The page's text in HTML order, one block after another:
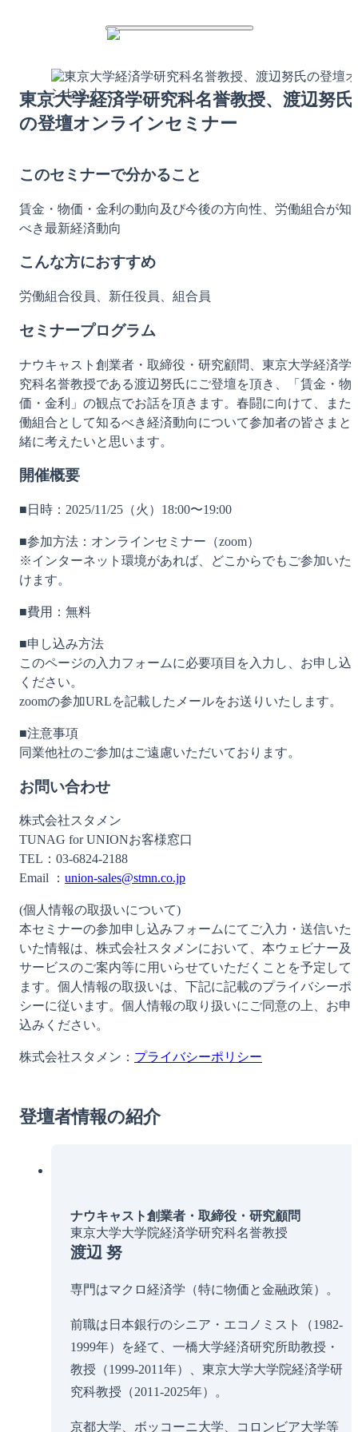
東京大学経済学研究科名誉教授、渡辺努氏
の登壇オンラインセミナー
このセミナーで分かること
賃金・物価・金利の動向及び今後の方向性、労働組合が知
べき最新経済動向
こんな方におすすめ
労働組合役員、新任役員、組合員
セミナープログラム
ナウキャスト創業者・取締役・研究顧問、東京大学経済学
究科名誉教授である渡辺努氏にご登壇を頂き、「賃金・物
価・金利」の観点でお話を頂きます。春闘に向けて、また
働組合として知るべき経済動向について参加者の皆さまと
緒に考えたいと思います。
開催概要
■日時：2025/11/25（火）18:00〜19:00
■参加方法：オンラインセミナー（zoom）
※インターネット環境があれば、どこからでもご参加いた
けます。
■費用：無料
■申し込み方法
このページの入力フォームに必要項目を入力し、お申し込
ください。
zoomの参加URLを記載したメールをお送りいたします。
■注意事項
同業他社のご参加はご遠慮いただいております。
お問い合わせ
株式会社スタメン
TUNAG for UNIONお客様窓口
TEL：03-6824-2188
Email ： union-sales@stmn.co.jp
(個人情報の取扱いについて)
本セミナーの参加申し込みフォームにてご入力・送信いた
いた情報は、株式会社スタメンにおいて、本ウェビナー及
サービスのご案内等に用いらせていただくことを予定して
ます。個人情報の取扱いは、下記に記載のプライバシーポ
シーに従います。個人情報の取り扱いにご同意の上、お申
込みください。
株式会社スタメン： プライバシーポリシー
登壇者情報の紹介
ナウキャスト創業者・取締役・研究顧問
東京大学大学院経済学研究科名誉教授
渡辺 努
専門はマクロ経済学（特に物価と金融政策）。
前職は日本銀行のシニア・エコノミスト（1982-
1999年）を経て、一橋大学経済研究所助教授・
教授（1999-2011年）、東京大学大学院経済学研
究科教授（2011-2025年）。
京都大学、ボッコーニ大学、コロンビア大学等